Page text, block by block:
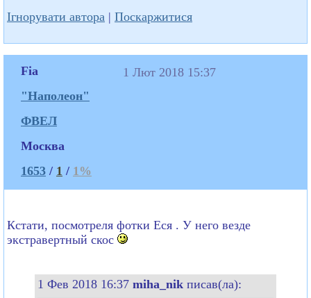
Ігнорувати автора | Поскаржитися
Fia
"Наполеон"
ФВЕЛ
Москва
1653 / 1 / 1%
1 Лют 2018 15:37
Кстати, посмотреля фотки Еся . У него везде
экстравертный скос
1 Фев 2018 16:37 miha_nik писав(ла):